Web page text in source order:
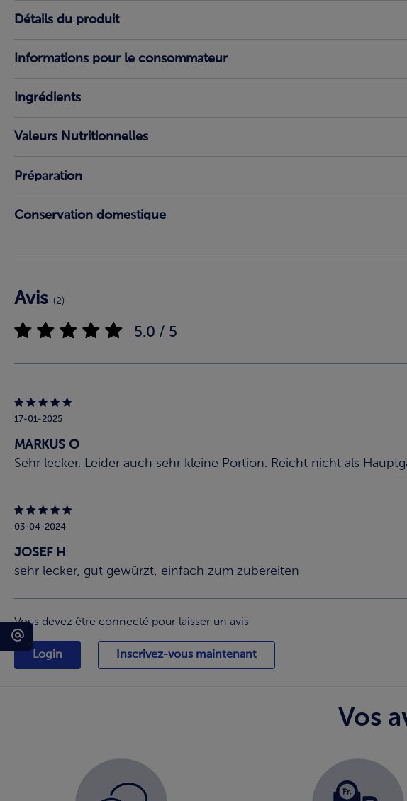
Détails du produit
Informations pour le consommateur
Ingrédients
Valeurs Nutritionnelles
Préparation
Conservation domestique
Avis (2)
5.0 / 5
17-01-2025
MARKUS O
Sehr lecker. Leider auch sehr kleine Portion. Reicht nicht als
03-04-2024
JOSEF H
sehr lecker, gut gewürzt, einfach zum zubereiten
Vous devez être connecté pour laisser un avis
Login Inscrivez-vous maintenant
Vos